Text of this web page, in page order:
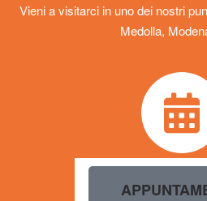
Vieni a visitarci in uno dei nostri
Medolla,